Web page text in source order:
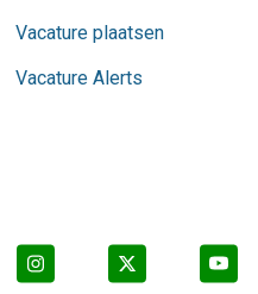
Vacature plaatsen
Vacature Alerts